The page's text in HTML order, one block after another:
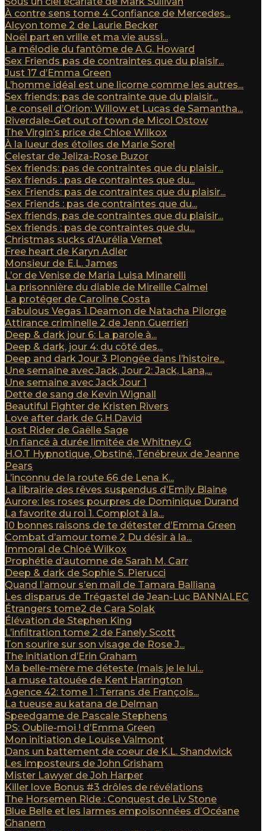
À contre sens tome 4 Confiance de Mercedes...
Alcyon tome 2 de Laurie Becker
Noël part en vrille et ma vie aussi...
La mélodie du fantôme de A.G. Howard
Sex Friends pas de contraintes que du plaisir...
Just 17 d’Emma Green
L’homme idéal est une licorne comme les autres...
Sex friends: pas de contrainte que du plaisir...
Le conseil d’Orion: Willow et Lucas de Samantha...
Riverdale-Get out of town de Micol Ostow
The Virgin’s price de Chloe Wilkox
À la lueur des étoiles de Marie Sorel
Celestar de Jeliza-Rose Buzor
Sex friends: pas de contraintes que du plaisir...
Sex friends : pas de contraintes que du...
Sex Friends: pas de contraintes que du plaisir...
Sex Friends : pas de contraintes que du...
Sex friends, pas de contraintes que du plaisir...
Sex friends : pas de contraintes que du...
Christmas sucks d’Aurélia Vernet
Free heart de Karyn Adler
Monsieur de E.L. James
L’or de Venise de Maria Luisa Minarelli
La prisonnière du diable de Mireille Calmel
La protéger de Caroline Costa
Fabulous Vegas 1.Deamon de Natacha Pilorge
Attirance criminelle 2 de Jenn Guerrieri
Deep & dark jour 6: La parole à...
Deep & dark, jour 4: du côté des...
Deep and dark Jour 3 Plongée dans l’histoire...
Une semaine avec Jack, Jour 2: Jack, Lana,...
Une semaine avec Jack Jour 1
Dette de sang de Kevin Wignall
Beautiful Fighter de Kristen Rivers
Love after dark de G.H.David
Lost Rider de Gaëlle Sage
Un fiancé à durée limitée de Whitney G
H.O.T Hypnotique, Obstiné, Ténébreux de Jeanne
Pears
L’inconnu de la route 66 de Lena K...
La librairie des rêves suspendus d’Emily Blaine
Aurore: les roses pourpres de Dominique Durand
La favorite du roi 1. Complot à la...
10 bonnes raisons de te détester d’Emma Green
Combat d’amour tome 2 Du désir à la...
Immoral de Chloé Wilkox
Prophétie d’automne de Sarah M. Carr
Deep & dark de Sophie S. Pierucci
Quand l’amour s’en mail de Tamara Balliana
Les disparus de Trégastel de Jean-Luc BANNALEC
Étrangers tome2 de Cara Solak
Élévation de Stephen King
L’infiltration tome 2 de Fanely Scott
Ton sourire sur son visage de Rose J...
The initiation d’Erin Graham
Ma belle-mère me déteste (mais je le lui...
La muse tatouée de Kent Harrington
Agence 42: tome 1 : Terrans de François...
La tueuse au katana de Delman
Speedgame de Pascale Stephens
PS: Oublie-moi ! d’Emma Green
Mon initiation de Louise Valmont
Dans un battement de coeur de K.L. Shandwick
Les imposteurs de John Grisham
Mister Lawyer de Joh Harper
Killer love Bonus #3 drôles de révélations
The Horsemen Ride : Conquest de Liv Stone
Blue Belle et les larmes empoisonnées d’Océane
Ghanem